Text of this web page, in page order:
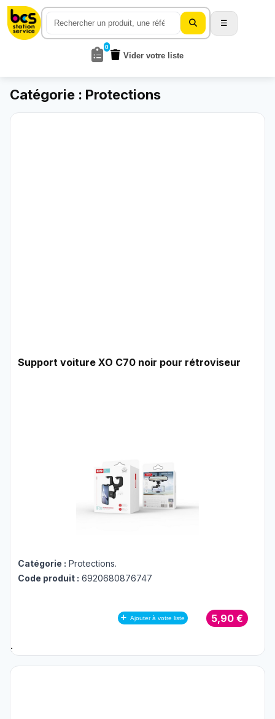
☰
0
Vider votre liste
Catégorie : Protections
Support voiture XO C70 noir pour rétroviseur
Catégorie : Protections.
Code produit : 6920680876747
Ajouter à votre liste 5,90 €
;